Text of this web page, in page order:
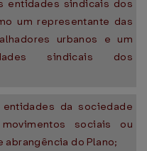
entidades sindicais dos
um representante das
urbanos e um
sindicais dos
da sociedade
sociais ou
abrangência do Plano;